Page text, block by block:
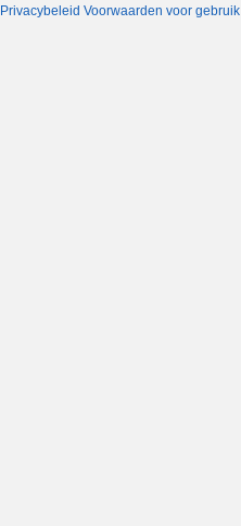
Privacybeleid Voorwaarden voor gebruik